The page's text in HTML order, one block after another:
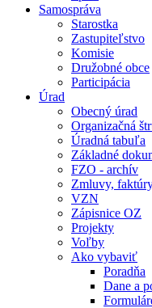
Samospráva
Starostka
Zastupiteľstvo
Komisie
Družobné obce
Participácia
Úrad
Obecný úrad
Organizačná
Úradná tabuľa
Základné
FZO - archív
Zmluvy,
VZN
Zápisnice OZ
Projekty
Voľby
Ako vybaviť
Poradňa
Dane a